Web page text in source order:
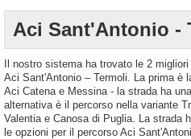
Aci Sant'Antonio -
Il nostro sistema ha trovato le 2
Aci Sant'Antonio – Termoli. La prima è
Aci Catena e Messina - la strada ha
alternativa è il percorso nella variante
Valentia e Canosa di Puglia. La strada
le opzioni per il percorso Aci